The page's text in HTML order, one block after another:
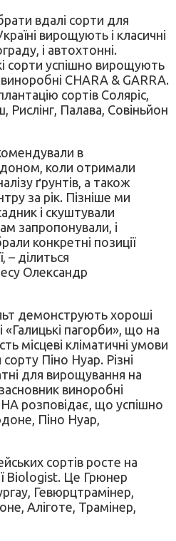
вдалі сорти для
вирощують і класичні
і автохтонні.
сорти успішно вирощують
CHARA & GARRA.
сортів Соляріс,
Рислінг, Палава, Совіньйон
в
коли отримали
ґрунтів, а також
за рік. Пізніше ми
і скуштували
запропонували, і
конкретні позиції
– ділиться
Олександр
демонструють хороші
«Галицькі пагорби», що на
місцеві кліматичні умови
Піно Нуар. Різні
для вирощування на
виноробні
розповідає, що успішно
Піно Нуар,
сортів росте на
Biologist. Це Грюнер
Гевюрцтрамінер,
Аліготе, Трамінер,